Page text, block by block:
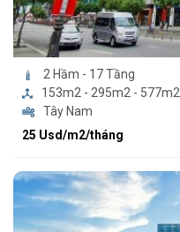
2 Hầm - 17 Tầng
153m2 - 295m2 - 577m2
Tây Nam
25 Usd/m2/tháng